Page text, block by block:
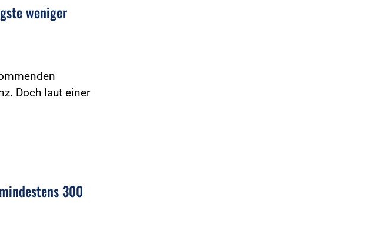
weniger
Doch laut einer
300